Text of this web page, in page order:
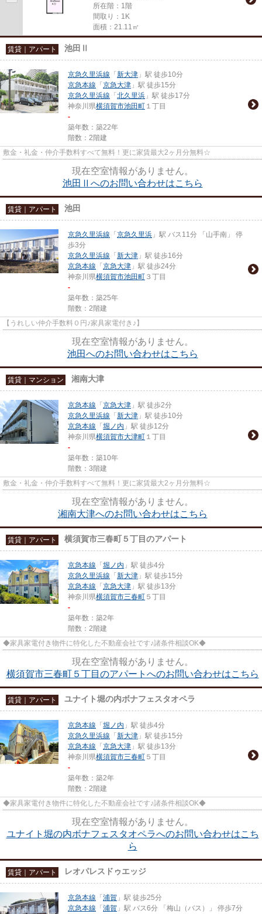
所在階：1階
間取り：1K
面積：21.11㎡
賃貸｜アパート 池田Ⅱ
京急久里浜線 「 新大津 」駅 徒歩10分
京急本線 「 京急大津 」駅 徒歩15分
京急久里浜線 「 北久里浜 」駅 徒歩17分
神奈川県横須賀市池田町 １丁目
-
築年数：築22年
階数：2階建
敷金・礼金・仲介手数料すべて無料！更に家賃最大2ヶ月分無料☆
現在空室情報がありません。
池田Ⅱへのお問い合わせはこちら
賃貸｜アパート 池田
京急久里浜線 「 京急久里浜 」駅 バス11分 「山手南」 停
歩3分
京急久里浜線 「 新大津 」駅 徒歩16分
京急本線 「 京急大津 」駅 徒歩24分
神奈川県横須賀市池田町 ３丁目
-
築年数：築25年
階数：2階建
【うれしい仲介手数料０円♪家具家電付き♪】
現在空室情報がありません。
池田へのお問い合わせはこちら
賃貸｜マンション 湘南大津
京急本線 「 京急大津 」駅 徒歩2分
京急久里浜線 「 新大津 」駅 徒歩10分
京急本線 「 堀ノ内 」駅 徒歩12分
神奈川県横須賀市大津町 １丁目
-
築年数：築10年
階数：3階建
敷金・礼金・仲介手数料すべて無料！更に家賃最大2ヶ月分無料☆
現在空室情報がありません。
湘南大津へのお問い合わせはこちら
賃貸｜アパート 横須賀市三春町５丁目のアパート
京急本線 「 堀ノ内 」駅 徒歩4分
京急久里浜線 「 新大津 」駅 徒歩15分
京急本線 「 京急大津 」駅 徒歩13分
神奈川県横須賀市三春町 ５丁目
-
築年数：築2年
階数：2階建
◆家具家電付き物件に特化した不動産会社です♪諸条件相談OK◆
現在空室情報がありません。
横須賀市三春町５丁目のアパートへのお問い合わせはこちら
賃貸｜アパート ユナイト堀の内ボナフェスタオペラ
京急本線 「 堀ノ内 」駅 徒歩4分
京急久里浜線 「 新大津 」駅 徒歩15分
京急本線 「 京急大津 」駅 徒歩13分
神奈川県横須賀市三春町 ５丁目
-
築年数：築2年
階数：2階建
◆家具家電付き物件に特化した不動産会社です♪諸条件相談OK◆
現在空室情報がありません。
ユナイト堀の内ボナフェスタオペラへのお問い合わせはこち
ら
賃貸｜アパート レオパレスドゥエッジ
京急本線 「 浦賀 」駅 徒歩25分
京急本線 「 浦賀 」駅 バス6分 「梅山（バス）」 停歩7分